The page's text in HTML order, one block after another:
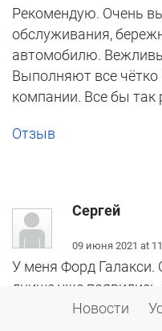
Рекомендую. Очень
обслуживания,
автомобилю.
Выполняют все чётко
компании. Все бы так
Отзыв
Сергей
09 июня 2021 at
У меня Форд Галакси.
днище уже
искал место, кому
Новости